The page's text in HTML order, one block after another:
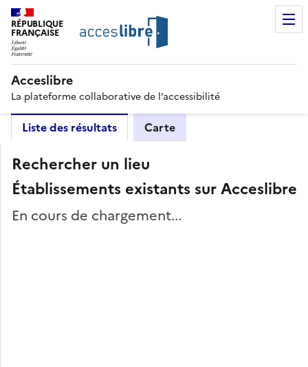
RÉPUBLIQUE
FRANÇAISE
Acceslibre
La plateforme collaborative de l’accessibilité
Liste des résultats Carte
Rechercher un lieu
Établissements existants sur Acceslibre
En cours de chargement...